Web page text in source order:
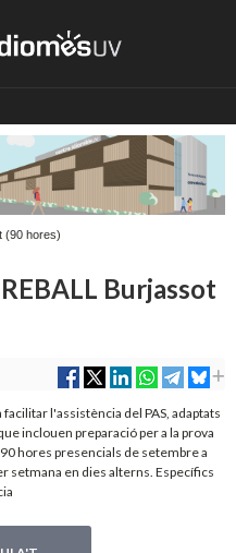
(90 hores)
Burjassot
l'assistència del PAS, adaptats
inclouen preparació per a la prova
hores presencials de setembre a
setmana en dies alterns. Específics